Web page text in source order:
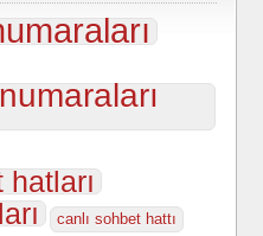
canlı sohbet hattı